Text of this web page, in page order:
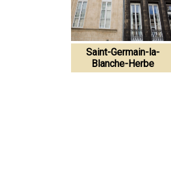
Saint-Germain-la-
Blanche-Herbe